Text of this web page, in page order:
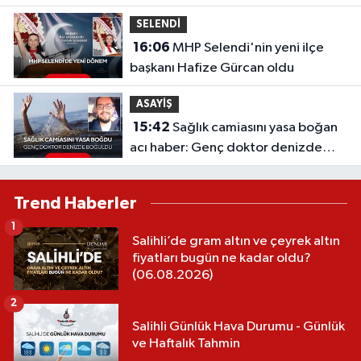
SELENDİ
16:06
başkanı Hafize Gürcan oldu
ASAYİŞ
15:42
acı haber: Genç doktor denizde
boğuldu
Trend Haberler
Salihli’de gram altın ve çeyrek altın
fiyatları bugün ne kadar oldu?
(06.08.2026)
1
Salihli Günlük Hava Durumu - Günlük
ve Haftalık Tahmin
2